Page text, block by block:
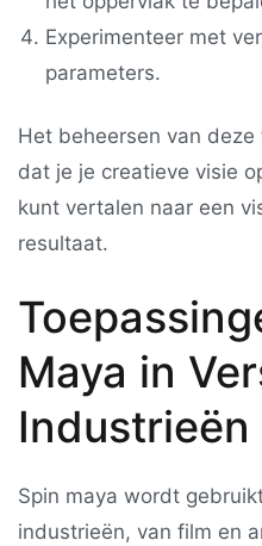
Experimenteer met
parameters.
Het beheersen van
dat je je creatieve visie
kunt vertalen naar een
resultaat.
Maya in
Industrieën
Spin maya wordt
industrieën, van film en